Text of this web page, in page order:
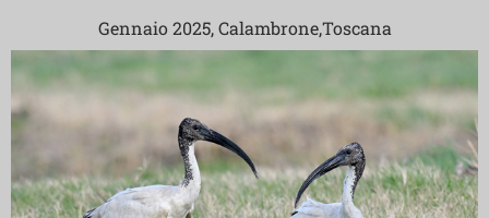
Gennaio 2025, Calambrone,Toscana